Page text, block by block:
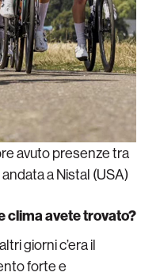
avuto presenze tra
a Nistal (USA)
clima avete trovato?
giorni c’era il
forte e